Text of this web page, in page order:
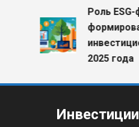
Роль ESG-
2025 года